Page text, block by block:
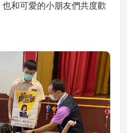
和可愛的小朋友們共度歡